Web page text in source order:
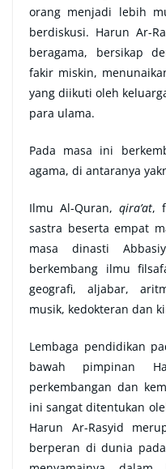
orang menjadi lebih
berdiskusi. Harun Ar-
beragama, bersikap
fakir miskin,
yang diikuti oleh
para ulama.
Pada masa ini
agama, di antaranya
Ilmu Al-Quran, qira’at,
sastra beserta empat
masa dinasti
berkembang ilmu
geografi, aljabar,
musik, kedokteran dan
Lembaga pendidikan
bawah pimpinan
perkembangan dan
ini sangat ditentukan
Harun Ar-Rasyid
berperan di dunia